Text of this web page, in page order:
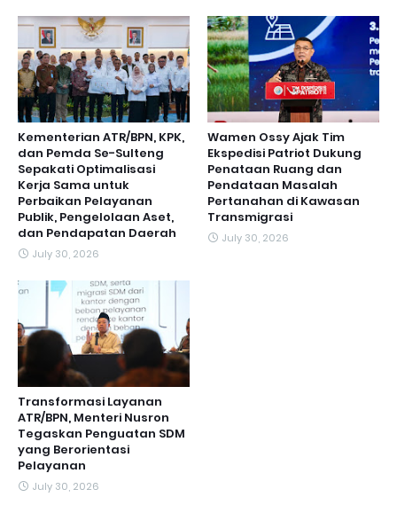
Kementerian ATR/BPN, KPK,
dan Pemda Se-Sulteng
Sepakati Optimalisasi
Kerja Sama untuk
Perbaikan Pelayanan
Publik, Pengelolaan Aset,
dan Pendapatan Daerah
July 30, 2026
Wamen Ossy Ajak Tim
Ekspedisi Patriot Dukung
Penataan Ruang dan
Pendataan Masalah
Pertanahan di Kawasan
Transmigrasi
July 30, 2026
Transformasi Layanan
ATR/BPN, Menteri Nusron
Tegaskan Penguatan SDM
yang Berorientasi
Pelayanan
July 30, 2026